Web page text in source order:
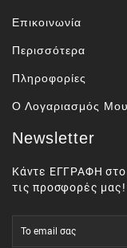
Επικοινωνία
Περισσότερα
Πληροφορίες
Ο Λογαριασμός Μου
Newsletter
Κάντε ΕΓΓΡΑΦΗ στο
τις προσφορές μας!